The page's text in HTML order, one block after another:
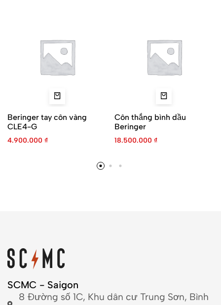
Beringer tay côn vàng
CLE4-G
4.900.000 ₫
Côn thắng bình dầu
Beringer
18.500.000 ₫
SCMC - Saigon
8 Đường số 1C, Khu dân cư Trung Sơn, Bình